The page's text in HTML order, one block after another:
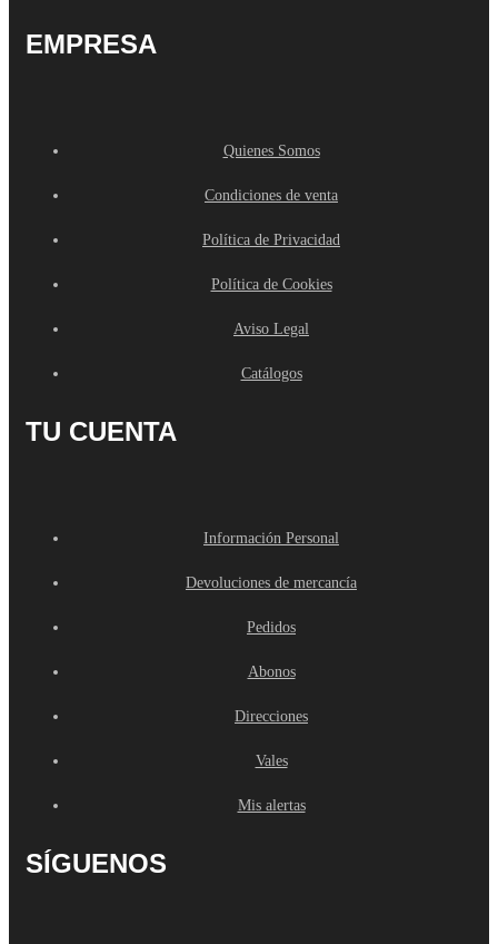
EMPRESA
Quienes Somos
Condiciones de venta
Política de Privacidad
Política de Cookies
Aviso Legal
Catálogos
TU CUENTA
Información Personal
Devoluciones de mercancía
Pedidos
Abonos
Direcciones
Vales
Mis alertas
SÍGUENOS